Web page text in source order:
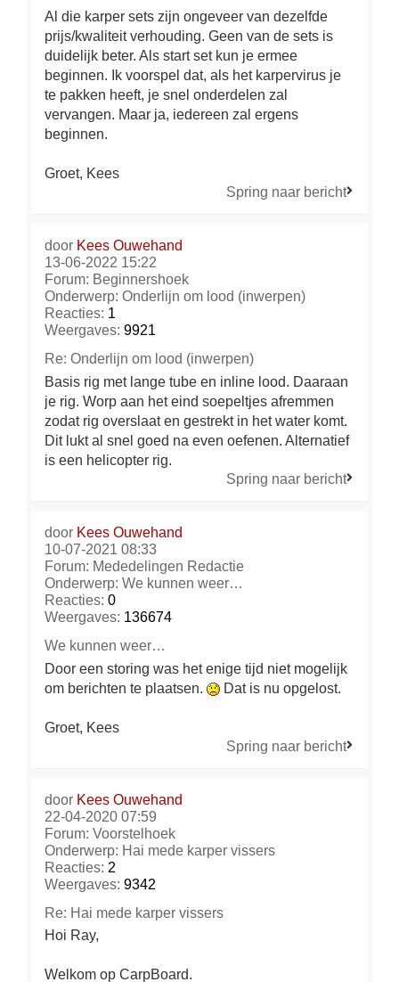
Al die karper sets zijn ongeveer van dezelfde
prijs/kwaliteit verhouding. Geen van de sets is
duidelijk beter. Als start set kun je ermee
beginnen. Ik voorspel dat, als het karpervirus je
te pakken heeft, je snel onderdelen zal
vervangen. Maar ja, iedereen zal ergens
beginnen.
Groet, Kees
Spring naar bericht
door Kees Ouwehand
13-06-2022 15:22
Forum: Beginnershoek
Onderwerp: Onderlijn om lood (inwerpen)
Reacties: 1
Weergaves: 9921
Re: Onderlijn om lood (inwerpen)
Basis rig met lange tube en inline lood. Daaraan
je rig. Worp aan het eind soepeltjes afremmen
zodat rig overslaat en gestrekt in het water komt.
Dit lukt al snel goed na even oefenen. Alternatief
is een helicopter rig.
Spring naar bericht
door Kees Ouwehand
10-07-2021 08:33
Forum: Mededelingen Redactie
Onderwerp: We kunnen weer…
Reacties: 0
Weergaves: 136674
We kunnen weer…
Door een storing was het enige tijd niet mogelijk
om berichten te plaatsen.
Dat is nu opgelost.
Groet, Kees
Spring naar bericht
door Kees Ouwehand
22-04-2020 07:59
Forum: Voorstelhoek
Onderwerp: Hai mede karper vissers
Reacties: 2
Weergaves: 9342
Re: Hai mede karper vissers
Hoi Ray,
Welkom op CarpBoard.